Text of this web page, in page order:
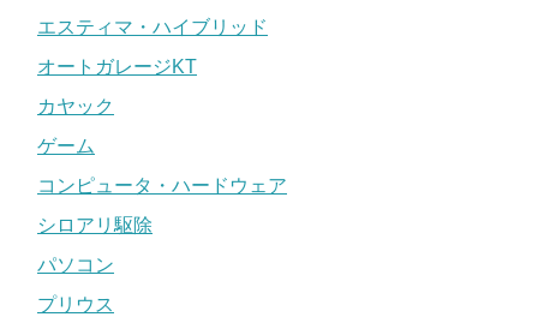
エスティマ・ハイブリッド
オートガレージKT
カヤック
ゲーム
コンピュータ・ハードウェア
シロアリ駆除
パソコン
プリウス